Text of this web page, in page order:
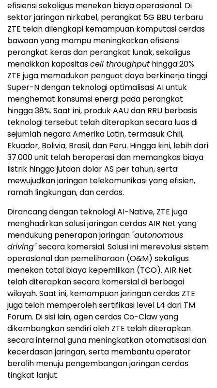
efisiensi sekaligus menekan biaya operasional. Di
sektor jaringan nirkabel, perangkat 5G BBU terbaru
ZTE telah dilengkapi kemampuan komputasi cerdas
bawaan yang mampu meningkatkan efisiensi
perangkat keras dan perangkat lunak, sekaligus
menaikkan kapasitascell throughput hingga 20%.
ZTE juga memadukan penguat daya berkinerja tinggi
Super-N dengan teknologi optimalisasi AI untuk
menghemat konsumsi energi pada perangkat
hingga 38%. Saat ini, produk AAU dan RRU berbasis
teknologi tersebut telah diterapkan secara luas di
sejumlah negara Amerika Latin, termasuk Chili,
Ekuador, Bolivia, Brasil, dan Peru. Hingga kini, lebih dari
37.000 unit telah beroperasi dan memangkas biaya
listrik hingga jutaan dolar AS per tahun, serta
mewujudkan jaringan telekomunikasi yang efisien,
ramah lingkungan, dan cerdas.
Dirancang dengan teknologi AI-Native, ZTE juga
menghadirkan solusi jaringan cerdas AIR Net yang
mendukung penerapan jaringan "autonomous
driving"secara komersial. Solusi ini merevolusi sistem
operasional dan pemeliharaan (O&M) sekaligus
menekan total biaya kepemilikan (TCO). AIR Net
telah diterapkan secara komersial di berbagai
wilayah. Saat ini, kemampuan jaringan cerdas ZTE
juga telah memperoleh sertifikasi level L4 dari TM
Forum. Di sisi lain, agen cerdas Co-Claw yang
dikembangkan sendiri oleh ZTE telah diterapkan
secara internal guna meningkatkan otomatisasi dan
kecerdasan jaringan, serta membantu operator
beralih menuju pengembangan jaringan cerdas
tingkat lanjut.